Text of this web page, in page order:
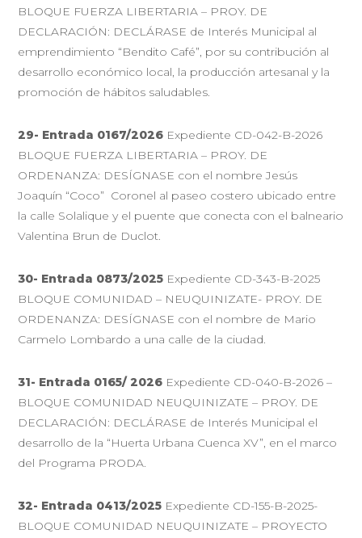
BLOQUE FUERZA LIBERTARIA – PROY. DE
DECLARACIÓN: DECLÁRASE de Interés Municipal al
emprendimiento “Bendito Café”, por su contribución al
desarrollo económico local, la producción artesanal y la
promoción de hábitos saludables.
29- Entrada 0167/2026 Expediente CD-042-B-2026
BLOQUE FUERZA LIBERTARIA – PROY. DE
ORDENANZA: DESÍGNASE con el nombre Jesús
Joaquín “Coco” Coronel al paseo costero ubicado entre
la calle Solalique y el puente que conecta con el balneario
Valentina Brun de Duclot.
30- Entrada 0873/2025 Expediente CD-343-B-2025
BLOQUE COMUNIDAD – NEUQUINIZATE- PROY. DE
ORDENANZA: DESÍGNASE con el nombre de Mario
Carmelo Lombardo a una calle de la ciudad.
31- Entrada 0165/ 2026 Expediente CD-040-B-2026 –
BLOQUE COMUNIDAD NEUQUINIZATE – PROY. DE
DECLARACIÓN: DECLÁRASE de Interés Municipal el
desarrollo de la “Huerta Urbana Cuenca XV”, en el marco
del Programa PRODA.
32- Entrada 0413/2025 Expediente CD-155-B-2025-
BLOQUE COMUNIDAD NEUQUINIZATE – PROYECTO